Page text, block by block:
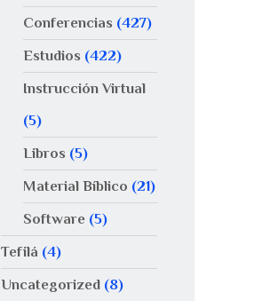
Conferencias (427)
Estudios (422)
Instrucción Virtual
(5)
Libros (5)
Material Bíblico (21)
Software(5)
Tefilá (4)
Uncategorized (8)